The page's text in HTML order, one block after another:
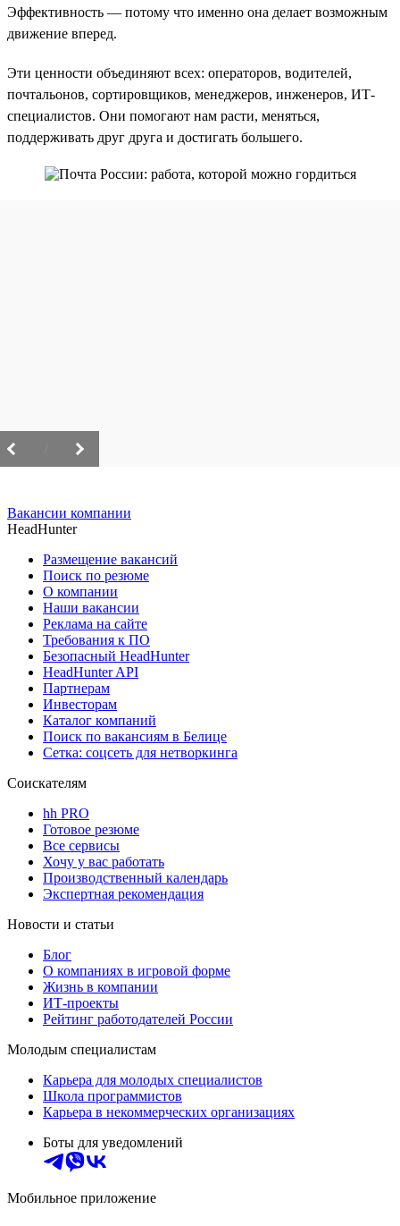
Эффективность — потому что именно она делает возможным
движение вперед.
Эти ценности объединяют всех: операторов, водителей,
почтальонов, сортировщиков, менеджеров, инженеров, ИТ-
специалистов. Они помогают нам расти, меняться,
поддерживать друг друга и достигать большего.
Вакансии компании
HeadHunter
Размещение вакансий
Поиск по резюме
О компании
Наши вакансии
Реклама на сайте
Требования к ПО
Безопасный HeadHunter
HeadHunter API
Партнерам
Инвесторам
Каталог компаний
Поиск по вакансиям в Белице
Сетка: соцсеть для нетворкинга
Соискателям
hh PRO
Готовое резюме
Все сервисы
Хочу у вас работать
Производственный календарь
Экспертная рекомендация
Новости и статьи
Блог
О компаниях в игровой форме
Жизнь в компании
ИТ-проекты
Рейтинг работодателей России
Молодым специалистам
Карьера для молодых специалистов
Школа программистов
Карьера в некоммерческих организациях
Боты для уведомлений
Мобильное приложение